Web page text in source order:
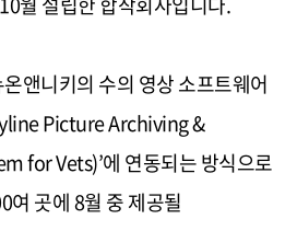
온앤니키의 수의 영상 소프트웨어
Picture Archiving &
for Vets)’에 연동되는 방식으로
여 곳에8월 중 제공될